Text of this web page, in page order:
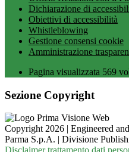
Dichiarazione di
Obiettivi di accessibilità
Whistleblowing
Gestione consensi cookie
Amministrazione
Pagina visualizzata 569
Sezione Copyright
Copyright 2026 | Engineered
Parma S.p.A. | Divisione